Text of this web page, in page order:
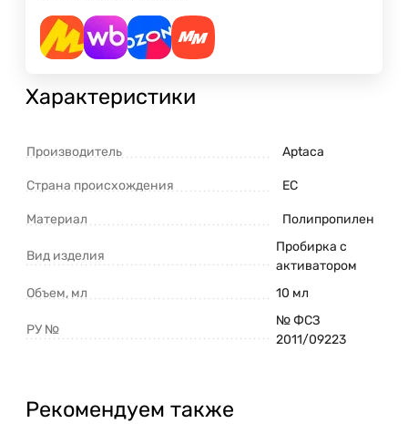
Характеристики
Производитель Aptaca
Страна происхождения ЕС
Материал Полипропилен
Вид изделия
Пробирка с
активатором
Объем, мл
10 мл
РУ №
№ ФСЗ
2011/09223
Рекомендуем также